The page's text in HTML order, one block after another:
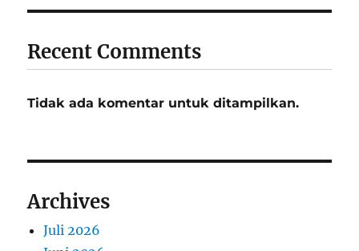
Recent Comments
Tidak ada komentar untuk ditampilkan.
Archives
Juli 2026